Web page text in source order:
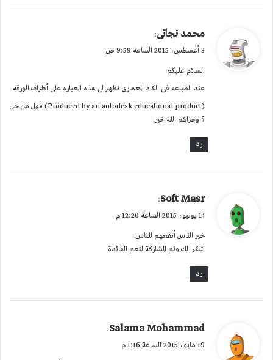
ي
ق
ل
محمد نجاتى:
3 أغسطس، 2015 الساعة 9:59 ص
السلام عليكم
عند الطباعه فى الكاد المعمارى تظهر لى هذه العباره على أطراف الورقه
(Produced by an autodesk educational product) فهل من حل
؟ وجزاكم الله خيرا
رد
ي
ل
Soft Masr
:
14 يونيو، 2015 الساعة 12:20 م
خير الناس أنفعهم للناس.
شكرا لك وتم المشاركة لتعم الفائدة
رد
ي
ق
Salama Mohammad
:
19 مايو، 2015 الساعة 1:16 م